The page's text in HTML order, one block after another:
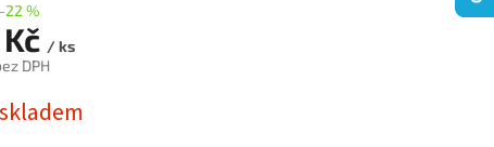
%
/ ks
DPH